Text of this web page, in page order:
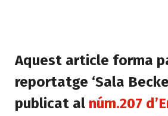
Aquest article forma
reportatge ‘Sala
publicat al núm.207